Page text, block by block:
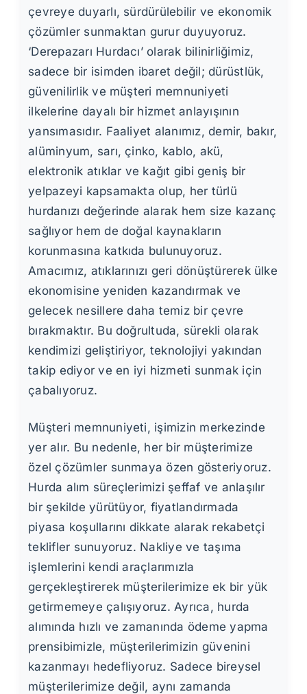
çevreye duyarlı, sürdürülebilir ve ekonomik
çözümler sunmaktan gurur duyuyoruz.
‘Derepazarı Hurdacı’ olarak bilinirliğimiz,
sadece bir isimden ibaret değil; dürüstlük,
güvenilirlik ve müşteri memnuniyeti
ilkelerine dayalı bir hizmet anlayışının
yansımasıdır. Faaliyet alanımız, demir, bakır,
alüminyum, sarı, çinko, kablo, akü,
elektronik atıklar ve kağıt gibi geniş bir
yelpazeyi kapsamakta olup, her türlü
hurdanızı değerinde alarak hem size kazanç
sağlıyor hem de doğal kaynakların
korunmasına katkıda bulunuyoruz.
Amacımız, atıklarınızı geri dönüştürerek ülke
ekonomisine yeniden kazandırmak ve
gelecek nesillere daha temiz bir çevre
bırakmaktır. Bu doğrultuda, sürekli olarak
kendimizi geliştiriyor, teknolojiyi yakından
takip ediyor ve en iyi hizmeti sunmak için
çabalıyoruz.
Müşteri memnuniyeti, işimizin merkezinde
yer alır. Bu nedenle, her bir müşterimize
özel çözümler sunmaya özen gösteriyoruz.
Hurda alım süreçlerimizi şeffaf ve anlaşılır
bir şekilde yürütüyor, fiyatlandırmada
piyasa koşullarını dikkate alarak rekabetçi
teklifler sunuyoruz. Nakliye ve taşıma
işlemlerini kendi araçlarımızla
gerçekleştirerek müşterilerimize ek bir yük
getirmemeye çalışıyoruz. Ayrıca, hurda
alımında hızlı ve zamanında ödeme yapma
prensibimizle, müşterilerimizin güvenini
kazanmayı hedefliyoruz. Sadece bireysel
müşterilerimize değil, aynı zamanda